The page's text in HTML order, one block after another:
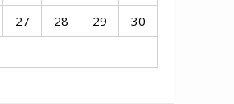
27 28 29
30